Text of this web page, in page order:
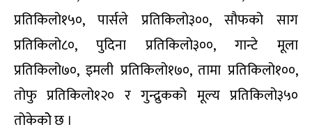
प्रतिकिलो१५०, पार्सले प्रतिकिलो३००, सौफको साग
प्रतिकिलो८०, पुदिना प्रतिकिलो३००, गान्टे मूला
प्रतिकिलो७०, इमली प्रतिकिलो१७०, तामा प्रतिकिलो१००,
तोफु प्रतिकिलो१२० र गुन्द्रुकको मूल्य प्रतिकिलो३५०
तोकेकोे छ ।